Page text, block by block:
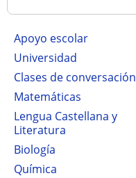
Apoyo escolar
Universidad
Clases de conversación
Matemáticas
Lengua Castellana y
Literatura
Biología
Química